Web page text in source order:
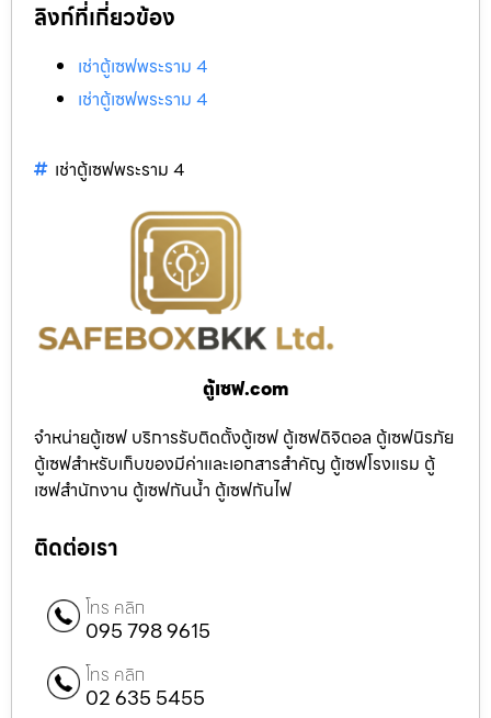
ลิงก์ที่เกี่ยวข้อง
เช่าตู้เซฟพระราม 4
เช่าตู้เซฟพระราม 4
เช่าตู้เซฟพระราม 4
ตู้เซฟ.com
จำหน่ายตู้เซฟ บริการรับติดตั้งตู้เซฟ ตู้เซฟดิจิตอล ตู้เซฟนิรภัย
ตู้เซฟสำหรับเก็บของมีค่าและเอกสารสำคัญ ตู้เซฟโรงแรม ตู้
เซฟสำนักงาน ตู้เซฟกันน้ำ ตู้เซฟกันไฟ
ติดต่อเรา
โทร คลิก
095 798 9615
โทร คลิก
02 635 5455